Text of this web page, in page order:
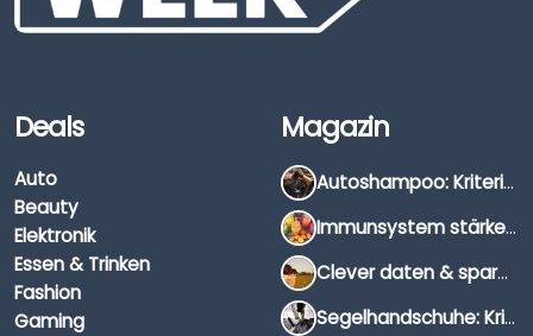
Deals
Auto
Beauty
Elektronik
Essen & Trinken
Fashion
Gaming
Magazin
Autoshampoo: Kriterien, Unterschiede & Anwendung
Immunsystem stärken: Hausmittel, Vitamine & Wissenswertes
Clever daten & sparen: So findest du die besten Deals für Dates und Unternehmungen
Segelhandschuhe: Kriterien, Materialien & Tipps